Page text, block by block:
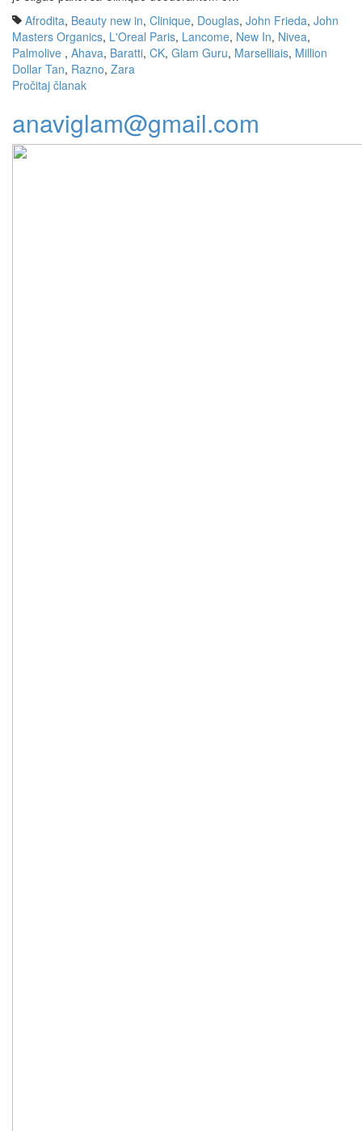
Afrodita, Beauty new in, Clinique, Douglas, John Frieda, John
Masters Organics, L'Oreal Paris, Lancome, New In, Nivea,
Palmolive , Ahava, Baratti, CK, Glam Guru, Marselliais, Million
Dollar Tan, Razno, Zara
Pročitaj članak
anaviglam@gmail.com